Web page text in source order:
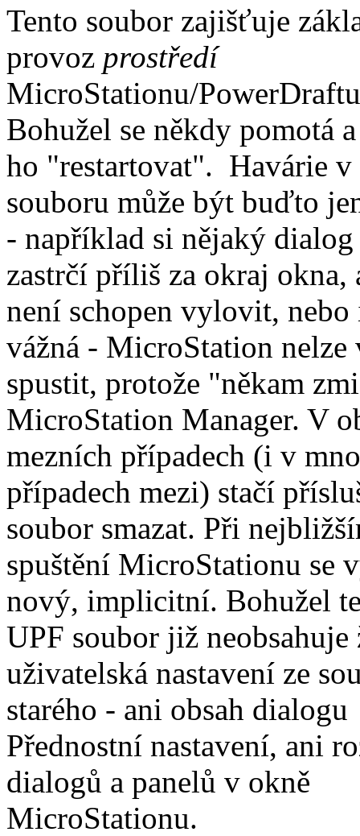
Tento soubor zajišťuje
provoz prostředí
MicroStationu/
Bohužel se někdy pomotá
ho "restartovat". Havárie v
souboru může být buďto
- například si nějaký
zastrčí příliš za okraj okna,
není schopen vylovit,
vážná - MicroStation nelze
spustit, protože "někam
MicroStation Manager. V
mezních případech (i v
případech mezi) stačí
soubor smazat. Při
spuštění MicroStationu se
nový, implicitní. Bohužel
UPF soubor již neobsahuje
uživatelská nastavení ze
starého - ani obsah dialogu
Přednostní nastavení, ani
dialogů a panelů v okně
MicroStationu.